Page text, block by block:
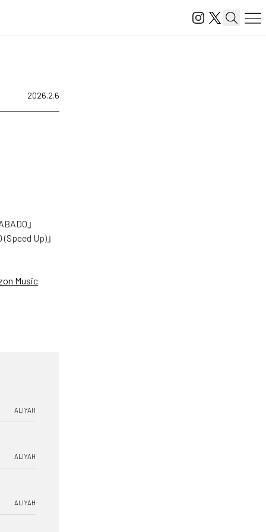
2026.2.6
」
(Speed Up)」
Music
ALIYAH
ALIYAH
ALIYAH